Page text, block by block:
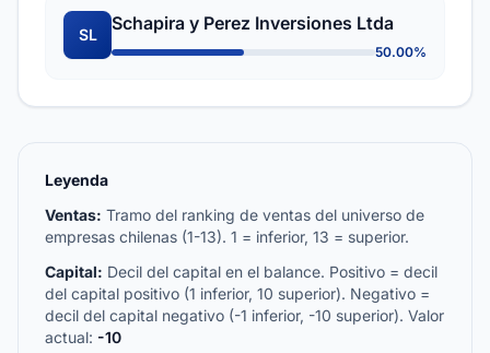
SL
Schapira y Perez Inversiones Ltda
50.00%
Leyenda
Ventas: Tramo del ranking de ventas del universo de
empresas chilenas (1-13). 1 = inferior, 13 = superior.
Capital: Decil del capital en el balance. Positivo = decil
del capital positivo (1 inferior, 10 superior). Negativo =
decil del capital negativo (-1 inferior, -10 superior). Valor
actual: -10